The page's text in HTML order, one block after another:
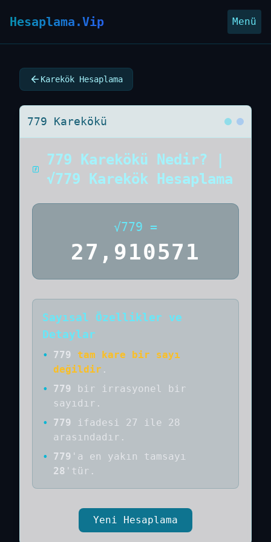
Hesaplama.Vip Menü
Karekök Hesaplama
779 Karekökü
779 Karekökü Nedir? |
√779 Karekök Hesaplama
√779 =
27,910571
Sayısal Özellikler ve
Detaylar
• 779
tam kare bir sayı
değildir .
•
779 bir
irrasyonel bir
sayıdır .
•
779
ifadesi 27 ile 28
arasındadır.
•
779 'a en yakın tamsayı
28 'tür.
Yeni Hesaplama